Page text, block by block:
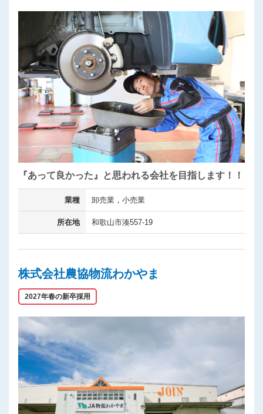
『あって良かった』と思われる会社を目指します！！
業種 卸売業，小売業
所在地 和歌山市湊557-19
株式会社農協物流わかやま
2027年春の新卒採用